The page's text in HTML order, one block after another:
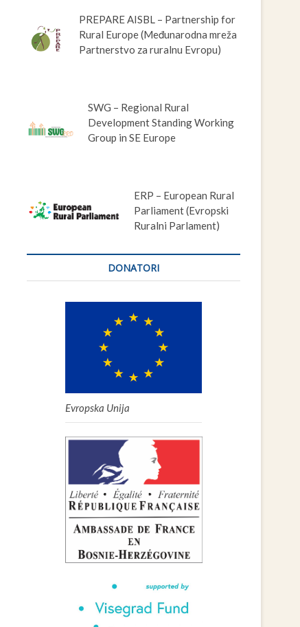
PREPARE AISBL – Partnership for
Rural Europe (Međunarodna mreža
Partnerstvo za ruralnu Evropu)
SWG – Regional Rural
Development Standing Working
Group in SE Europe
ERP – European Rural
Parliament (Evropski
Ruralni Parlament)
DONATORI
Evropska Unija